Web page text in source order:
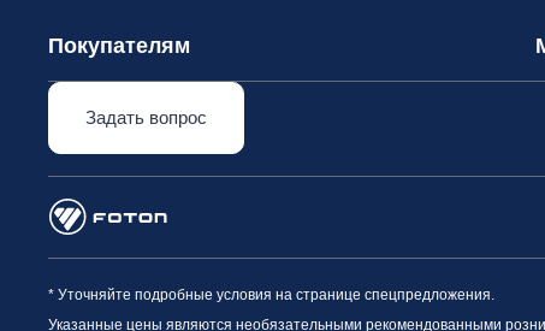
Покупателям
Задать вопрос
* Уточняйте подробные условия на странице спецпредложения.
Указанные цены являются необязательными рекомендованными